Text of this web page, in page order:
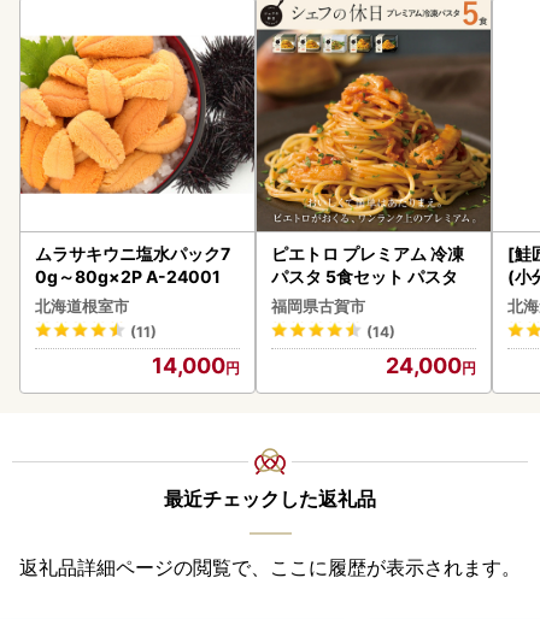
ムラサキウニ塩水パック7
0g～80g×2P A-24001
北海道根室市
(11)
14,000
ピエトロ プレミアム 冷凍
パスタ 5食セット パスタ
福岡県古賀市
(14)
24,000
[鮭
(小
5
北
最近チェックした返礼品
返礼品詳細ページの閲覧で、ここに履歴が表示されます。